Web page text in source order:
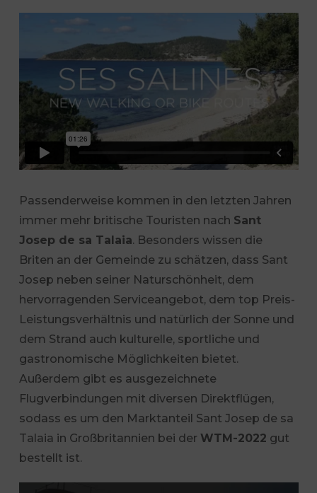
Passenderweise kommen in den letzten Jahren
immer mehr britische Touristen nach Sant
Josep de sa Talaia. Besonders wissen die
Briten an der Gemeinde zu schätzen, dass Sant
Josep neben seiner Naturschönheit, dem
hervorragenden Serviceangebot, dem top Preis-
Leistungsverhältnis und natürlich der Sonne und
dem Strand auch kulturelle, sportliche und
gastronomische Möglichkeiten bietet.
Außerdem gibt es ausgezeichnete
Flugverbindungen mit diversen Direktflügen,
sodass es um den Marktanteil Sant Josep de sa
Talaia in Großbritannien bei der WTM-2022 gut
bestellt ist.